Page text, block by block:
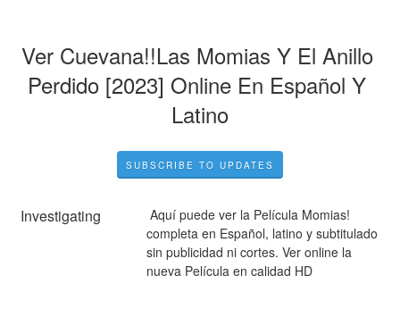
Ver Cuevana!!Las Momias Y El Anillo
Perdido [2023] Online En Español Y
Latino
SUBSCRIBE TO UPDATES
Investigating
Aquí puede ver la Película Momias!
completa en Español, latino y subtitulado
sin publicidad ni cortes. Ver online la
nueva Película en calidad HD